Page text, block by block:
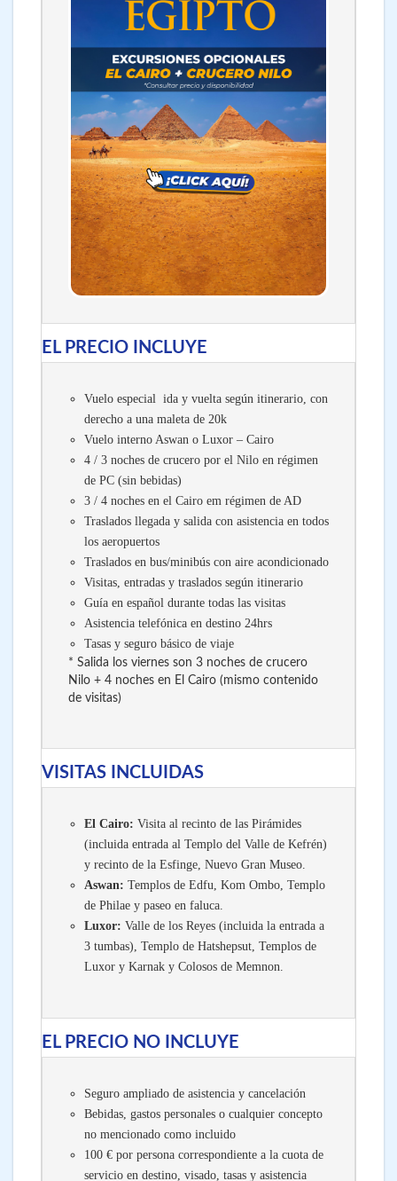
EL PRECIO INCLUYE
Vuelo especial ida y vuelta según itinerario, con
derecho a una maleta de 20k
Vuelo interno Aswan o Luxor – Cairo
4 / 3 noches de crucero por el Nilo en régimen
de PC (sin bebidas)
3 / 4 noches en el Cairo em régimen de AD
Traslados llegada y salida con asistencia en todos
los aeropuertos
Traslados en bus/minibús con aire acondicionado
Visitas, entradas y traslados según itinerario
Guía en español durante todas las visitas
Asistencia telefónica en destino 24hrs
Tasas y seguro básico de viaje
* Salida los viernes son 3 noches de crucero
Nilo + 4 noches en El Cairo (mismo contenido
de visitas)
VISITAS INCLUIDAS
El Cairo: Visita al recinto de las Pirámides
(incluida entrada al Templo del Valle de Kefrén)
y recinto de la Esfinge, Nuevo Gran Museo.
Aswan: Templos de Edfu, Kom Ombo, Templo
de Philae y paseo en faluca.
Luxor: Valle de los Reyes (incluida la entrada a
3 tumbas), Templo de Hatshepsut, Templos de
Luxor y Karnak y Colosos de Memnon.
EL PRECIO NO INCLUYE
Seguro ampliado de asistencia y cancelación
Bebidas, gastos personales o cualquier concepto
no mencionado como incluido
100 € por persona correspondiente a la cuota de
servicio en destino, visado, tasas y asistencia